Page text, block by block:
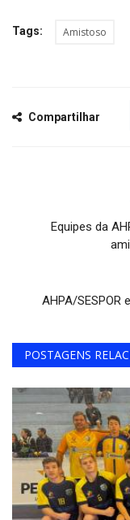
Tags: Amistoso
Compartilhar
Equipes da
AHPA/
POSTAGENS